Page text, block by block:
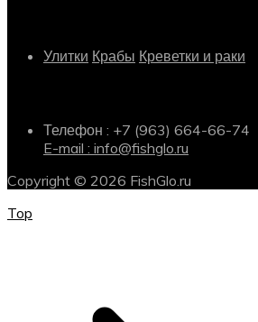
Улитки Крабы Креветки и раки
Телефон : +7 (963) 664-66-74
E-mail : info@fishglo.ru
Copyright © 2026 FishGlo.ru
Top